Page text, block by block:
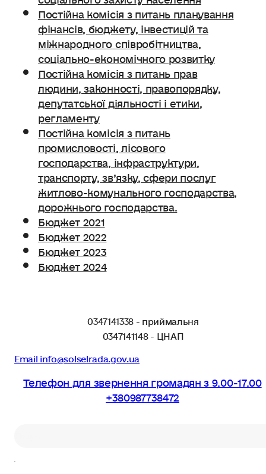
Постійна комісія з питань планування
фінансів, бюджету, інвестицій та
міжнародного співробітництва,
соціально-економічного розвитку
Постійна комісія з питань прав
людини, законності, правопорядку,
депутатської діяльності і етики,
регламенту
Постійна комісія з питань
промисловості, лісового
господарства, інфраструктури,
транспорту, зв’язку, сфери послуг
житлово-комунального господарства,
дорожнього господарства.
Бюджет 2021
Бюджет 2022
Бюджет 2023
Бюджет 2024
0347141338 - приймальня
0347141148 - ЦНАП
Email info@solselrada.gov.ua
Телефон для звернення громадян з 9.00-17.00
+380987738472